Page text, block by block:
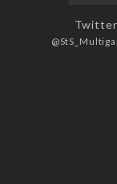
Twitter